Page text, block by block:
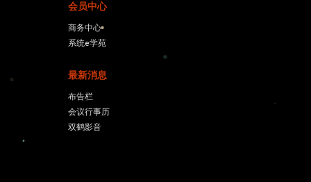
会员中心
商务中心
系统e学苑
最新消息
布告栏
会议⾏事历
双鹤影⾳